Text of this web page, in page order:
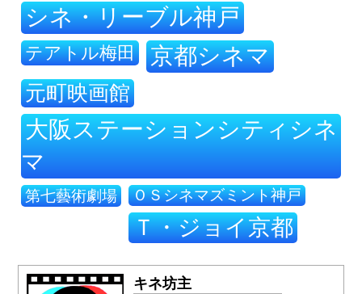
シネ・リーブル神戸
テアトル梅田 京都シネマ
元町映画館
大阪ステーションシティシネ
マ
第七藝術劇場 ＯＳシネマズミント神戸
Ｔ・ジョイ京都
キネ坊主